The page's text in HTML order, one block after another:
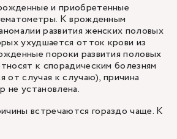
и приобретенные
К врожденным
развития женских половых
ухудшается отток крови из
пороки развития половых
к спорадическим болезням
от случая к случаю), причина
не установлена.
встречаются гораздо чаще. К